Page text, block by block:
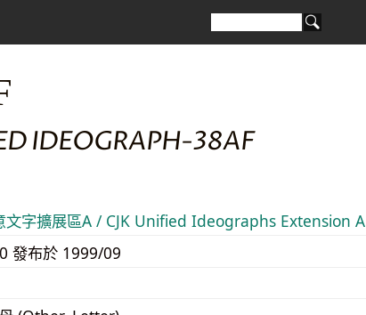
IDEOGRAPH-38AF
文字擴展區A / CJK Unified Ideographs Extension A
發布於 1999/09